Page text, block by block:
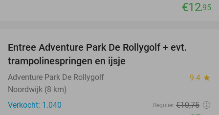
€12,95
Entree Adventure Park De Rollygolf + evt.
trampolinespringen en ijsje
Adventure Park De Rollygolf 9.4 star
Noordwijk (8 km)
Verkocht: 1.040
Regulier €10,75